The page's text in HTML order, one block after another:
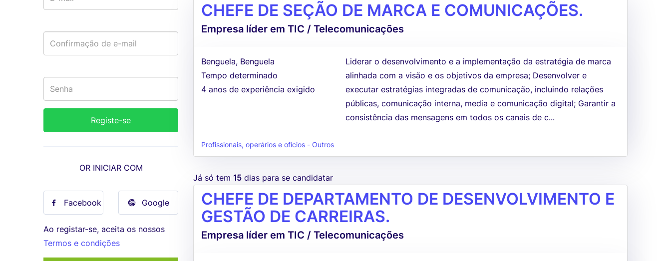
OR INICIAR COM
Facebook Google
Ao registar-se, aceita os nossos
Termos e condições
CHEFE DE SEÇÃO DE MARCA E COMUNICAÇÕES.
Empresa líder em TIC / Telecomunicações
Benguela, Benguela
Tempo determinado
4 anos de experiência exigido
Liderar o desenvolvimento e a implementação da estratégia de marca
alinhada com a visão e os objetivos da empresa; Desenvolver e
executar estratégias integradas de comunicação, incluindo relações
públicas, comunicação interna, media e comunicação digital; Garantir a
consistência das mensagens em todos os canais de c...
Profissionais, operários e ofícios - Outros
Já só tem 15 dias para se candidatar
CHEFE DE DEPARTAMENTO DE DESENVOLVIMENTO E
GESTÃO DE CARREIRAS.
Empresa líder em TIC / Telecomunicações